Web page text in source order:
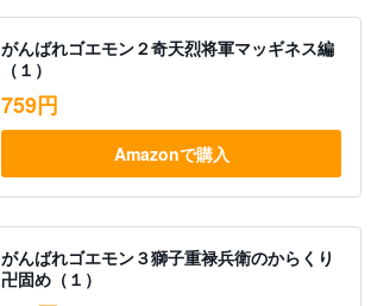
がんばれゴエモン２奇天烈将軍マッギネス編
（１）
759円
Amazonで購入
がんばれゴエモン３獅子重禄兵衛のからくり
卍固め（１）